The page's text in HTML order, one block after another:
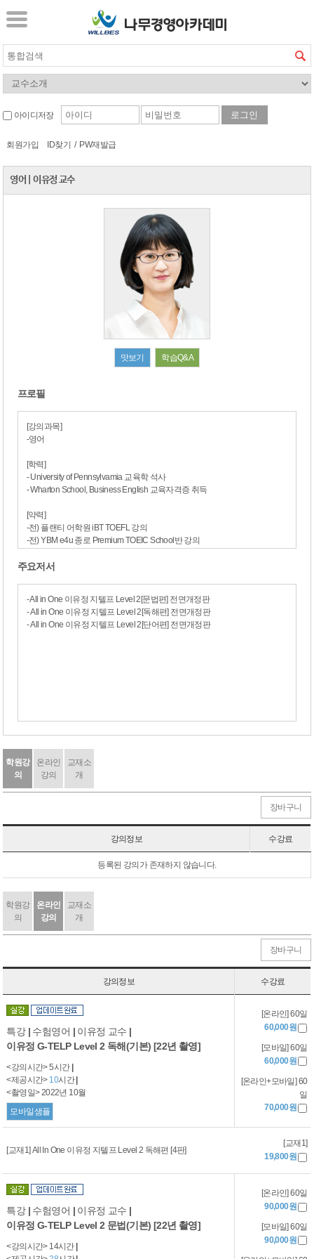
아이디저장
회원가입 ID찾기 / PW재발급
영어 이유정 교수
맛보기 학습Q&A
프로필
[강의과목]
-영어
[학력]
- University of Pennsylvamia 교육학 석사
- Wharton School, Business English 교육자격증 취득
[약력]
-전) 플랜티 어학원 iBT TOEFL 강의
-전) YBM e4u 종로 Premium TOEIC School반 강의
-전) 프린스턴 리뷰 어학원 iBT / CBT TOEFL 강의
-현) 합격의법학원 G-TELP 전임
주요저서
- All in One 이유정 지텔프 Level 2[문법편] 전면개정판
- All in One 이유정 지텔프 Level 2[독해편] 전면개정판
- All in One 이유정 지텔프 Level 2[단어편] 전면개정판
학원강
의
온라인
강의
교재소
개
장바구니
강의정보 수강료
등록된 강의가 존재하지 않습니다.
학원강
의
온라인
강의
교재소
개
장바구니
강의정보 수강료
특강 | 수험영어 |이유정 교수 |
이유정 G-TELP Level 2 독해(기본) [22년 촬영]
<강의시간> 5시간 |
<제공시간> 10시간|
<촬영일> 2022년 10월
모바일샘플
[온라인] 60일
60,000원
[모바일] 60일
60,000원
[온라인+모바일] 60
일
70,000원
[교재1] All In One 이유정 지텔프 Level 2 독해편 [4판]
[교재1]
19,800원
특강 | 수험영어 |이유정 교수 |
이유정 G-TELP Level 2 문법(기본) [22년 촬영]
<강의시간> 14시간 |
[온라인] 60일
90,000원
[모바일] 60일
90,000원